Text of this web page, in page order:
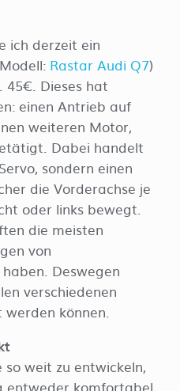
ich derzeit ein
Rastar Audi Q7)
45€. Dieses hat
einen Antrieb auf
weiteren Motor,
Dabei handelt
sondern einen
die Vorderachse je
oder links bewegt.
die meisten
von
Deswegen
verschiedenen
werden können.
weit zu entwickeln,
entweder komfortabel